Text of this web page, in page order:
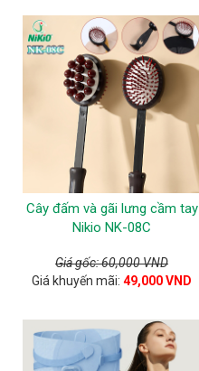
Cây đấm và gãi lưng cầm tay
Nikio NK-08C
Giá gốc: 60,000 VND
Giá khuyến mãi: 49,000 VND